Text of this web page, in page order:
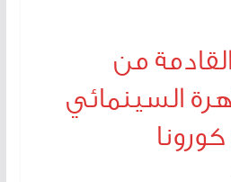
من
السينمائي